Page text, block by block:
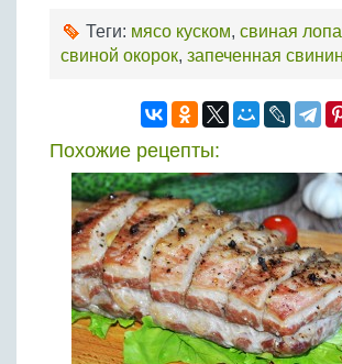
Теги: мясо куском, свиная
свиной окорок, запеченная
Похожие рецепты: